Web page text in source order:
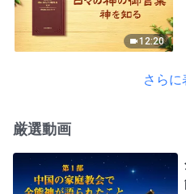
12:20
さらに
厳選動画